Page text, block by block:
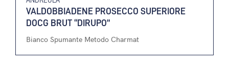
VALDOBBIADENE PROSECCO SUPERIORE
DOCG BRUT “DIRUPO”
Bianco Spumante Metodo Charmat